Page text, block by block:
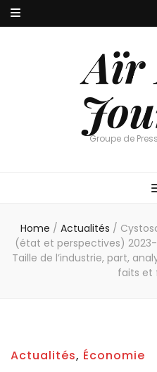
Aïr
Groupe de
Home / Actualités /
(état et perspectives)
Taille de l’industrie, part,
faits et
Actualités, Économie